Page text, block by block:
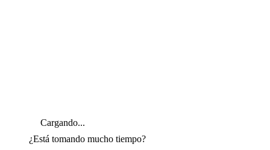
Cargando...
¿Está tomando mucho tiempo?